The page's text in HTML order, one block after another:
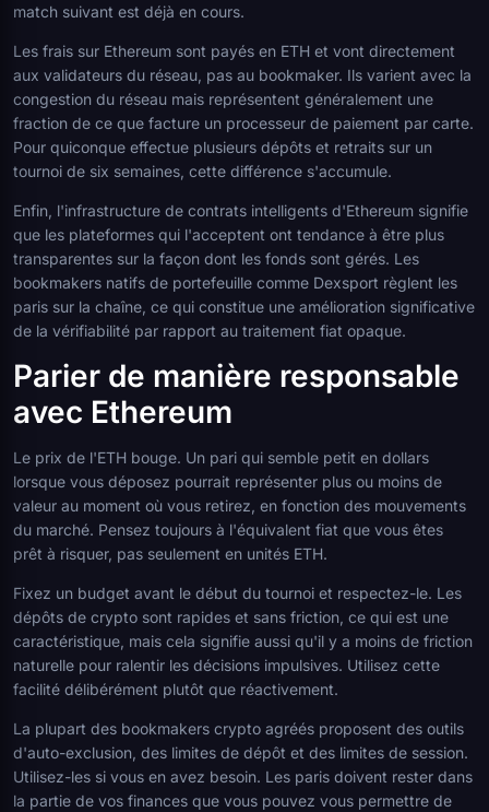
match suivant est déjà en cours.
Les frais sur Ethereum sont payés en ETH et vont directement
aux validateurs du réseau, pas au bookmaker. Ils varient avec la
congestion du réseau mais représentent généralement une
fraction de ce que facture un processeur de paiement par carte.
Pour quiconque effectue plusieurs dépôts et retraits sur un
tournoi de six semaines, cette différence s'accumule.
Enfin, l'infrastructure de contrats intelligents d'Ethereum signifie
que les plateformes qui l'acceptent ont tendance à être plus
transparentes sur la façon dont les fonds sont gérés. Les
bookmakers natifs de portefeuille comme Dexsport règlent les
paris sur la chaîne, ce qui constitue une amélioration significative
de la vérifiabilité par rapport au traitement fiat opaque.
Parier de manière responsable
avec Ethereum
Le prix de l'ETH bouge. Un pari qui semble petit en dollars
lorsque vous déposez pourrait représenter plus ou moins de
valeur au moment où vous retirez, en fonction des mouvements
du marché. Pensez toujours à l'équivalent fiat que vous êtes
prêt à risquer, pas seulement en unités ETH.
Fixez un budget avant le début du tournoi et respectez-le. Les
dépôts de crypto sont rapides et sans friction, ce qui est une
caractéristique, mais cela signifie aussi qu'il y a moins de friction
naturelle pour ralentir les décisions impulsives. Utilisez cette
facilité délibérément plutôt que réactivement.
La plupart des bookmakers crypto agréés proposent des outils
d'auto-exclusion, des limites de dépôt et des limites de session.
Utilisez-les si vous en avez besoin. Les paris doivent rester dans
la partie de vos finances que vous pouvez vous permettre de